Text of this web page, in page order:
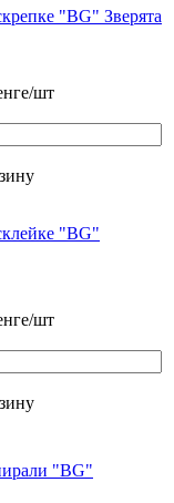
"BG" Зверята
/шт
"BG"
/шт
"BG"